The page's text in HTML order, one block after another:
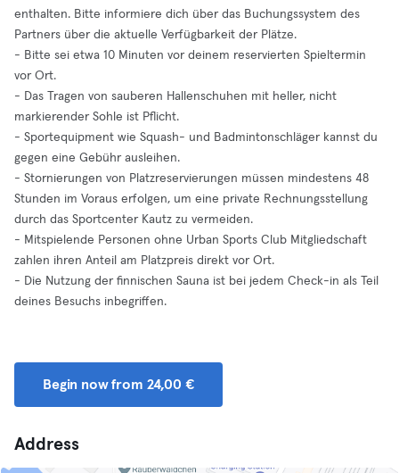
enthalten. Bitte informiere dich über das Buchungssystem des
Partners über die aktuelle Verfügbarkeit der Plätze.
- Bitte sei etwa 10 Minuten vor deinem reservierten Spieltermin
vor Ort.
- Das Tragen von sauberen Hallenschuhen mit heller, nicht
markierender Sohle ist Pflicht.
- Sportequipment wie Squash- und Badmintonschläger kannst du
gegen eine Gebühr ausleihen.
- Stornierungen von Platzreservierungen müssen mindestens 48
Stunden im Voraus erfolgen, um eine private Rechnungsstellung
durch das Sportcenter Kautz zu vermeiden.
- Mitspielende Personen ohne Urban Sports Club Mitgliedschaft
zahlen ihren Anteil am Platzpreis direkt vor Ort.
- Die Nutzung der finnischen Sauna ist bei jedem Check-in als Teil
deines Besuchs inbegriffen.
Begin now from 24,00 €
Address